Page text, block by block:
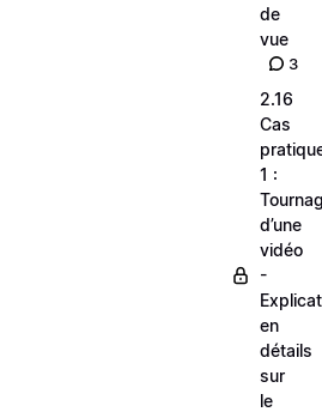
de
vue
3
2.16
Cas
1 :
d’une
vidéo
-
en
détails
sur
le